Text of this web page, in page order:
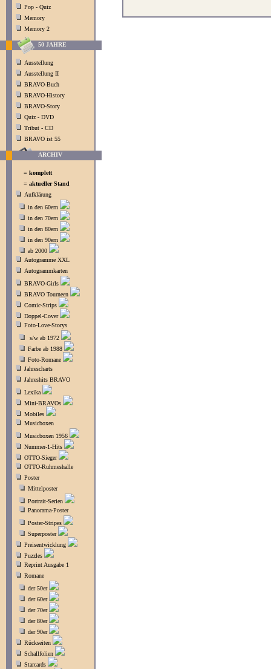
Pop - Quiz
Memory
Memory 2
50 JAHRE
Ausstellung
Ausstellung II
BRAVO-Buch
BRAVO-History
BRAVO-Story
Quiz - DVD
Tribut - CD
BRAVO ist 55
ARCHIV
= komplett
= aktueller Stand
Aufklärung
in den 60ern
in den 70ern
in den 80ern
in den 90ern
ab 2000
Autogramme XXL
Autogrammkarten
BRAVO-Girls
BRAVO Tourneen
Comic-Strips
Doppel-Cover
Foto-Love-Storys
s/w ab 1972
Farbe ab 1988
Foto-Romane
Jahrescharts
Jahreshits BRAVO
Lexika
Mini-BRAVOs
Mobiles
Musicboxen
Musicboxen 1956
Nummer-1-Hits
OTTO-Sieger
OTTO-Ruhmeshalle
Poster
Mittelposter
Portrait-Serien
Panorama-Poster
Poster-Stripes
Superposter
Preisentwicklung
Puzzles
Reprint Ausgabe 1
Romane
der 50er
der 60er
der 70er
der 80er
der 90er
Rückseiten
Schallfolien
Starcards